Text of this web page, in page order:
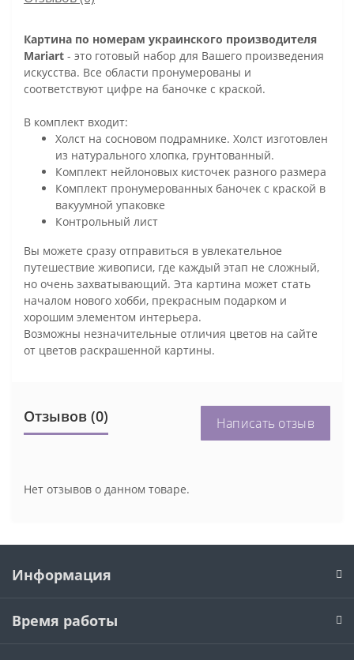
Картина по номерам украинского производителя
Mariart - это готовый набор для Вашего произведения
искусства. Все области пронумерованы и
соответствуют цифре на баночке с краской.
В комплект входит:
Холст на сосновом подрамнике. Холст изготовлен
из натурального хлопка, грунтованный.
Комплект нейлоновых кисточек разного размера
Комплект пронумерованных баночек с краской в
вакуумной упаковке
Контрольный лист
Вы можете сразу отправиться в увлекательное
путешествие живописи, где каждый этап не сложный,
но очень захватывающий. Эта картина может стать
началом нового хобби, прекрасным подарком и
хорошим элементом интерьера.
Возможны незначительные отличия цветов на сайте
от цветов раскрашенной картины.
Отзывов (0) Написать отзыв
Нет отзывов о данном товаре.
Информация
Время работы